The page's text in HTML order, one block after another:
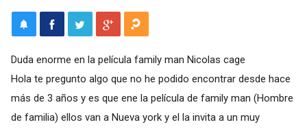
Duda enorme en la película family man Nicolas cage
Hola te pregunto algo que no he podido encontrar desde hace
más de 3 años y es que ene la película de family man (Hombre
de familia) ellos van a Nueva york y el la invita a un muy